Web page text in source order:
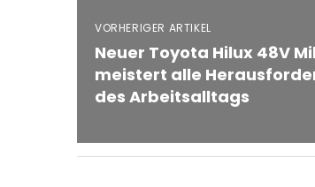
VORHERIGER ARTIKEL
Neuer Toyota Hilux 48V
meistert alle
des Arbeitsalltags